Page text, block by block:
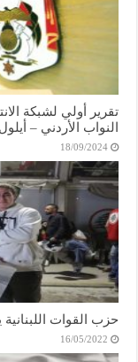
تقرير أولي لشبكة
النواب الأردني – أيلول
18/09/2024
حزب القوات اللبنانية يعلن فوزه
16/05/2022